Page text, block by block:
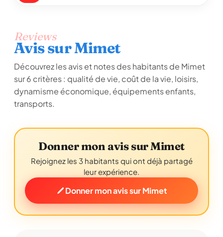
Reviews
Avis sur Mimet
Découvrez les avis et notes des habitants de Mimet
sur 6 critères : qualité de vie, coût de la vie, loisirs,
dynamisme économique, équipements enfants,
transports.
Donner mon avis sur Mimet
Rejoignez les 3 habitants qui ont déjà partagé
leur expérience.
Donner mon avis sur Mimet